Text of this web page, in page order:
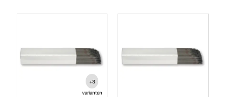
+3
varianten